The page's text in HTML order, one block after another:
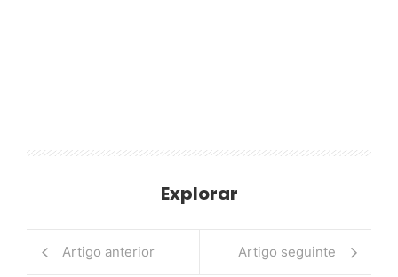
Explorar
Artigo anterior Artigo seguinte